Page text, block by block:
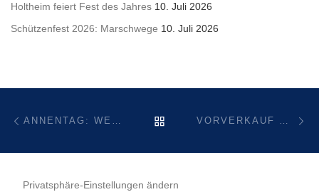
Holtheim feiert Fest des Jahres 10. Juli 2026
Schützenfest 2026: Marschwege 10. Juli 2026
BeitragsnavigationZURÜCK ZUR
Privatsphäre-Einstellungen ändern